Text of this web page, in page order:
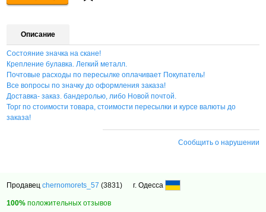
Описание
Состояние значка на скане!
Крепление булавка. Легкий металл.
Почтовые расходы по пересылке оплачивает Покупатель!
Все вопросы по значку до оформления заказа!
Доставка- заказ. бандеролью, либо Новой почтой.
Торг по стоимости товара, стоимости пересылки и курсе валюты до
заказа!
Сообщить о нарушении
Продавецchernomorets_57 (3831) г. Одесса
100% положительных отзывов